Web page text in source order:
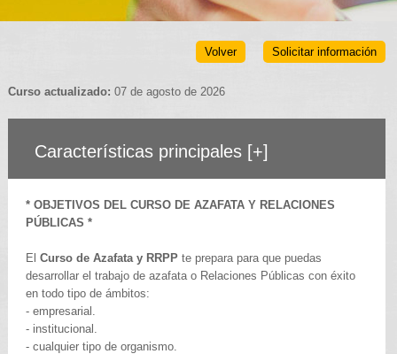
Solicitar información
Volver
Curso actualizado: 07 de agosto de 2026
Características principales [+]
* OBJETIVOS DEL CURSO DE AZAFATA Y RELACIONES
PÚBLICAS *
El Curso de Azafata y RRPPte prepara para que puedas
desarrollar el trabajo de azafata o Relaciones Públicas con éxito
en todo tipo de ámbitos:
- empresarial.
- institucional.
- cualquier tipo de organismo.